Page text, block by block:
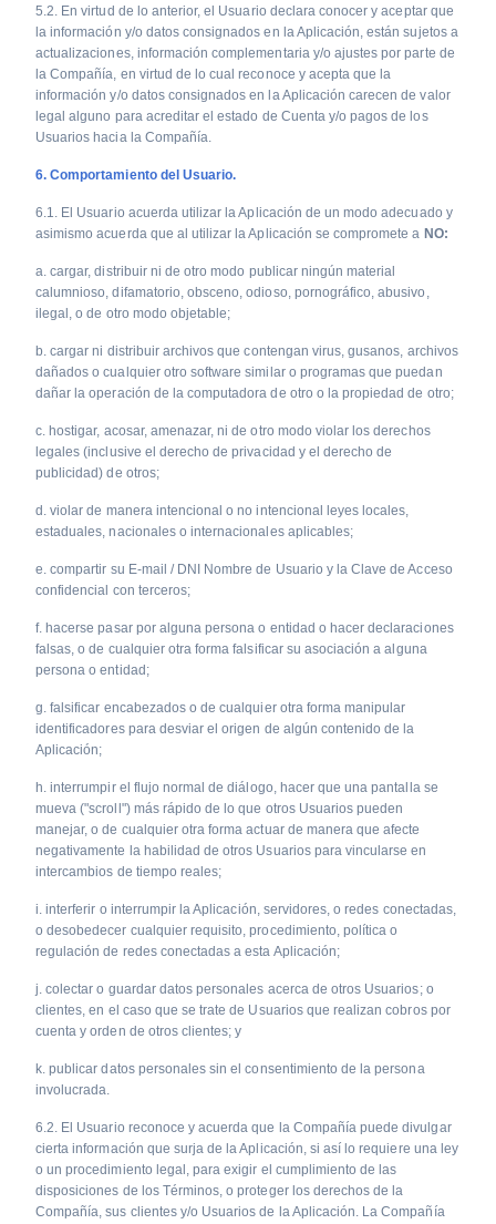
5.2. En virtud de lo anterior, el Usuario declara conocer y aceptar que
la información y/o datos consignados en la Aplicación, están sujetos a
actualizaciones, información complementaria y/o ajustes por parte de
la Compañía, en virtud de lo cual reconoce y acepta que la
información y/o datos consignados en la Aplicación carecen de valor
legal alguno para acreditar el estado de Cuenta y/o pagos de los
Usuarios hacia la Compañía.
6. Comportamiento del Usuario.
6.1. El Usuario acuerda utilizar la Aplicación de un modo adecuado y
asimismo acuerda que al utilizar la Aplicación se compromete a NO:
a. cargar, distribuir ni de otro modo publicar ningún material
calumnioso, difamatorio, obsceno, odioso, pornográfico, abusivo,
ilegal, o de otro modo objetable;
b. cargar ni distribuir archivos que contengan virus, gusanos, archivos
dañados o cualquier otro software similar o programas que puedan
dañar la operación de la computadora de otro o la propiedad de otro;
c. hostigar, acosar, amenazar, ni de otro modo violar los derechos
legales (inclusive el derecho de privacidad y el derecho de
publicidad) de otros;
d. violar de manera intencional o no intencional leyes locales,
estaduales, nacionales o internacionales aplicables;
e. compartir su E-mail / DNI Nombre de Usuario y la Clave de Acceso
confidencial con terceros;
f. hacerse pasar por alguna persona o entidad o hacer declaraciones
falsas, o de cualquier otra forma falsificar su asociación a alguna
persona o entidad;
g. falsificar encabezados o de cualquier otra forma manipular
identificadores para desviar el origen de algún contenido de la
Aplicación;
h. interrumpir el flujo normal de diálogo, hacer que una pantalla se
mueva ("scroll") más rápido de lo que otros Usuarios pueden
manejar, o de cualquier otra forma actuar de manera que afecte
negativamente la habilidad de otros Usuarios para vincularse en
intercambios de tiempo reales;
i. interferir o interrumpir la Aplicación, servidores, o redes conectadas,
o desobedecer cualquier requisito, procedimiento, política o
regulación de redes conectadas a esta Aplicación;
j. colectar o guardar datos personales acerca de otros Usuarios; o
clientes, en el caso que se trate de Usuarios que realizan cobros por
cuenta y orden de otros clientes; y
k. publicar datos personales sin el consentimiento de la persona
involucrada.
6.2. El Usuario reconoce y acuerda que la Compañía puede divulgar
cierta información que surja de la Aplicación, si así lo requiere una ley
o un procedimiento legal, para exigir el cumplimiento de las
disposiciones de los Términos, o proteger los derechos de la
Compañía, sus clientes y/o Usuarios de la Aplicación. La Compañía